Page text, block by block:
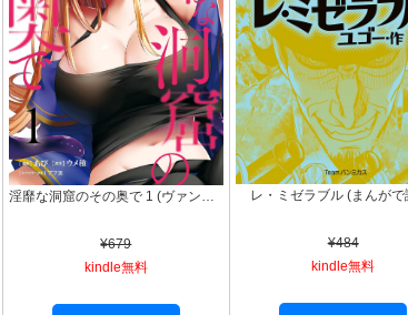
淫靡な洞窟のその奥で 1 (ヴァンプコミックス)
¥679
kindle無料
レ・ミゼラブル (まんがで
¥484
kindle無料